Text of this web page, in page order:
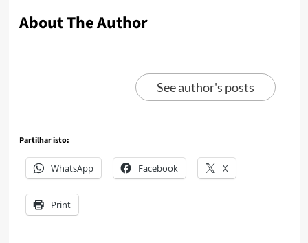
About The Author
See author's posts
Partilhar isto:
WhatsApp Facebook X
Print